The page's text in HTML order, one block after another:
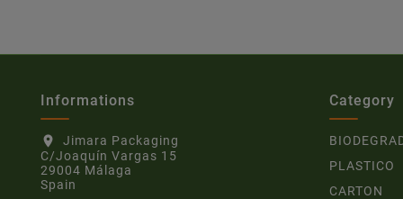
Informations
location_on
Jimara Packaging
C/Joaquín Vargas 15
29004 Málaga
Spain
Category
PLASTICO
CARTON